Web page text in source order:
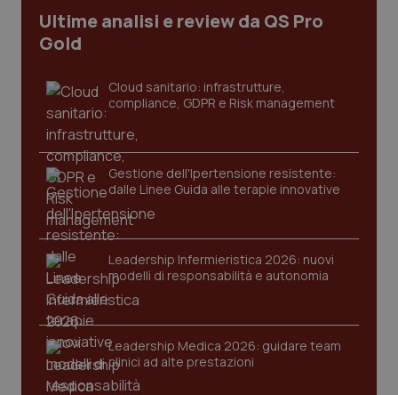
Ultime analisi e review da QS Pro
Gold
Cloud sanitario: infrastrutture,
compliance, GDPR e Risk management
Gestione dell'Ipertensione resistente:
dalle Linee Guida alle terapie innovative
Leadership Infermieristica 2026: nuovi
modelli di responsabilità e autonomia
Leadership Medica 2026: guidare team
clinici ad alte prestazioni
sito web abilitandone funzionalità di base quali la
protette del sito. Il sito web non è in grado di
Nome
Fornitore/
VISITOR_PRIVACY_METADATA